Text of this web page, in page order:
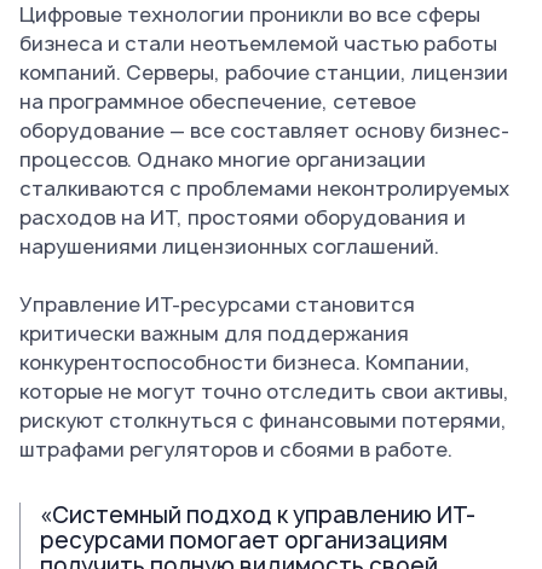
Цифровые технологии проникли во все сферы
бизнеса и стали неотъемлемой частью работы
компаний. Серверы, рабочие станции, лицензии
на программное обеспечение, сетевое
оборудование — все составляет основу бизнес-
процессов. Однако многие организации
сталкиваются с проблемами неконтролируемых
расходов на ИТ, простоями оборудования и
нарушениями лицензионных соглашений.
Управление ИТ-ресурсами становится
критически важным для поддержания
конкурентоспособности бизнеса. Компании,
которые не могут точно отследить свои активы,
рискуют столкнуться с финансовыми потерями,
штрафами регуляторов и сбоями в работе.
«Системный подход к управлению ИТ-
ресурсами помогает организациям